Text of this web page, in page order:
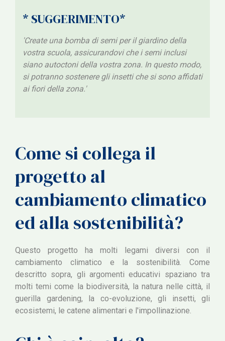
* SUGGERIMENTO*
Create una bomba di semi per il giardino della
vostra scuola, assicurandovi che i semi inclusi
siano autoctoni della vostra zona. In questo modo,
si potranno sostenere gli insetti che si sono affidati
ai fiori della zona.'
Come si collega il
progetto al
cambiamento climatico
ed alla sostenibilità?
Questo progetto ha molti legami diversi con il
cambiamento climatico e la sostenibilità. Come
descritto sopra, gli argomenti educativi spaziano tra
molti temi come la biodiversità, la natura nelle città, il
guerilla gardening, la co-evoluzione, gli insetti, gli
ecosistemi, le catene alimentari e l'impollinazione.